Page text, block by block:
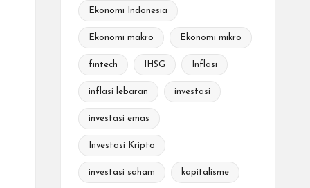
Ekonomi Indonesia
Ekonomi makro Ekonomi mikro
fintech IHSG Inflasi
inflasi lebaran investasi
investasi emas
Investasi Kripto
investasi saham kapitalisme